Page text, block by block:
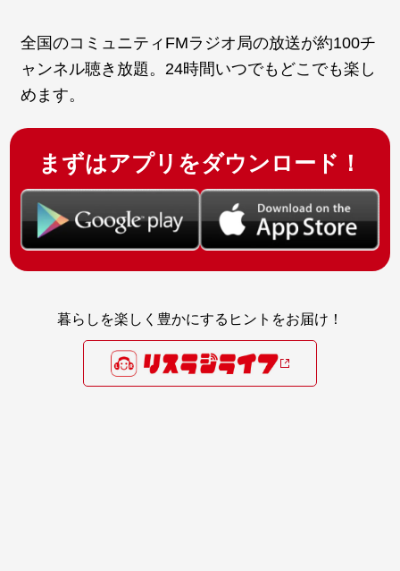
全国のコミュニティFMラジオ局の放送が約100チ
ャンネル聴き放題。24時間いつでもどこでも楽し
めます。
まずはアプリをダウンロード！
暮らしを楽しく豊かにするヒントをお届け！